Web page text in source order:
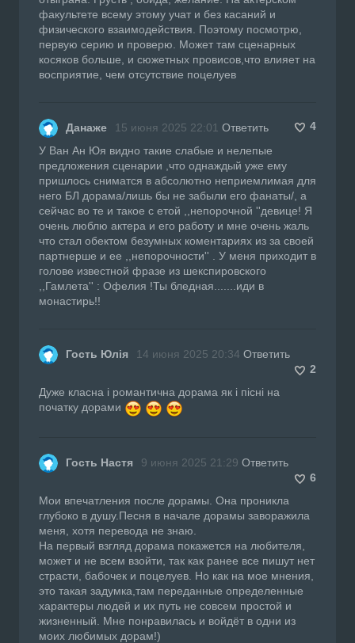
факультете всему этому учат и без касаний и
физического взаимодействия. Поэтому посмотрю,
первую серию и проверю. Может там сценарных
косяков больше, и сюжетных провисов,что влияет на
восприятие, чем отсутствие поцелуев
Данаже 15 июня 2025 22:01 Ответить
4
У Ван Ан Юя видно такие слабые и нелепые
предложения сценарии ,что однаждый уже ему
пришлось сниматся в абсолютно неприемлимая для
него БЛ дорама/лишь бы не забыли его фанаты/, а
сейчас во те и такое с етой ,,непорочной ''девице! Я
очень люблю актера и его работу и мне очень жаль
что стал обектом безумных коментариях из за своей
партнерше и ее ,,непорочности'' . У меня приходит в
голове известной фразе из шекспировского
,,Гамлета'' : Офелия !Ты бледная.......иди в
монастирь!!
Гость Юлія 14 июня 2025 20:34 Ответить
2
Дуже класна і романтична дорама як і пісні на
початку дорами
Гость Настя 9 июня 2025 21:29 Ответить
6
Мои впечатления после дорамы. Она проникла
глубоко в душу.Песня в начале дорамы заворажила
меня, хотя перевода не знаю.
На первый взгляд дорама покажется на любителя,
может и не всем взойти, так как ранее все пишут нет
страсти, бабочек и поцелуев. Но как на мое мнения,
это такая задумка,там переданные определенные
характеры людей и их путь не совсем простой и
жизненный. Мне понравилась и войдёт в одни из
моих любимых дорам!)